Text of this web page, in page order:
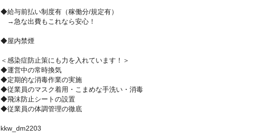
◆給与前払い制度有（稼働分/規定有）
→急な出費もこれなら安心！
◆屋内禁煙
＜感染症防止策にも力を入れています！＞
◆運営中の常時換気
◆定期的な消毒作業の実施
◆従業員のマスク着用・こまめな手洗い・消毒
◆飛沫防止シートの設置
◆従業員の体調管理の徹底
kkw_dm2203